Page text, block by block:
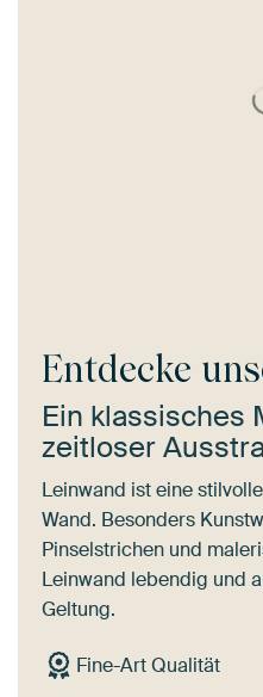
Entdecke
Ein klassisches
zeitloser
Leinwand ist eine
Wand. Besonders
Pinselstrichen und
Leinwand lebendig und
Geltung.
Fine-Art Qualität